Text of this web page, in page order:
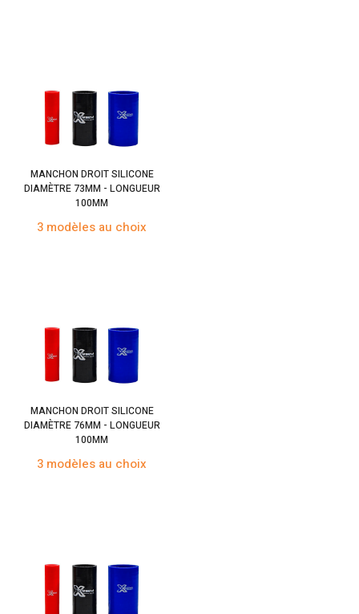
MANCHON DROIT SILICONE
DIAMÈTRE 73MM - LONGUEUR
100MM
3 modèles au choix
MANCHON DROIT SILICONE
DIAMÈTRE 76MM - LONGUEUR
100MM
3 modèles au choix